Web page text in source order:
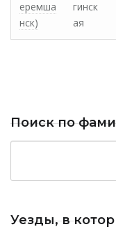
еремша
нск)
гинск
ая
Поиск по
Уезды, в